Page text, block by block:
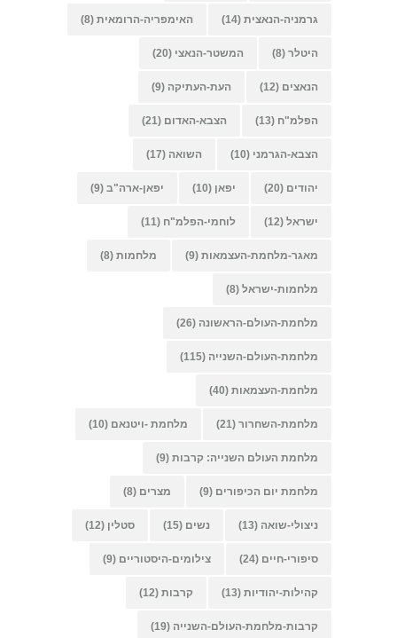
גרמניה-הנאצית (14) האימפריה-הרומאית (8)
היטלר (8) המשטר-הנאצי (20)
הנאצים (12) העת-העתיקה (9)
הפלמ"ח (13) הצבא-האדום (21)
הצבא-הגרמני (10) השואה (17)
יהודים (20) יפאן (10) יפאן-ארה"ב (9)
ישראל (12) לוחמי-הפלמ"ח (11)
מאגר-מלחמת-העצמאות (9) מלחמות (8)
מלחמות-ישראל (8)
מלחמת-העולם-הראשונה (26)
מלחמת-העולם-השנייה (115)
מלחמת-העצמאות (40)
מלחמת-השחרור (21) מלחמת -ויטנאם (10)
מלחמת העולם השנייה: קרבות (9)
מלחמת יום הכיפורים (9) מצרים (8)
ניצולי-שואה (13) נשים (15) סטלין (12)
סיפורי-חיים (24) צילומים-היסטוריים (9)
קהילות-יהודיות (13) קרבות (12)
קרבות-מלחמת-העולם-השנייה (19)